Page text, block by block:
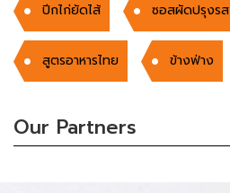
ปีกไก่ยัดไส้ ซอสผัดปรุงรส
สูตรอาหารไทย ข้างฟ่าง
Our Partners